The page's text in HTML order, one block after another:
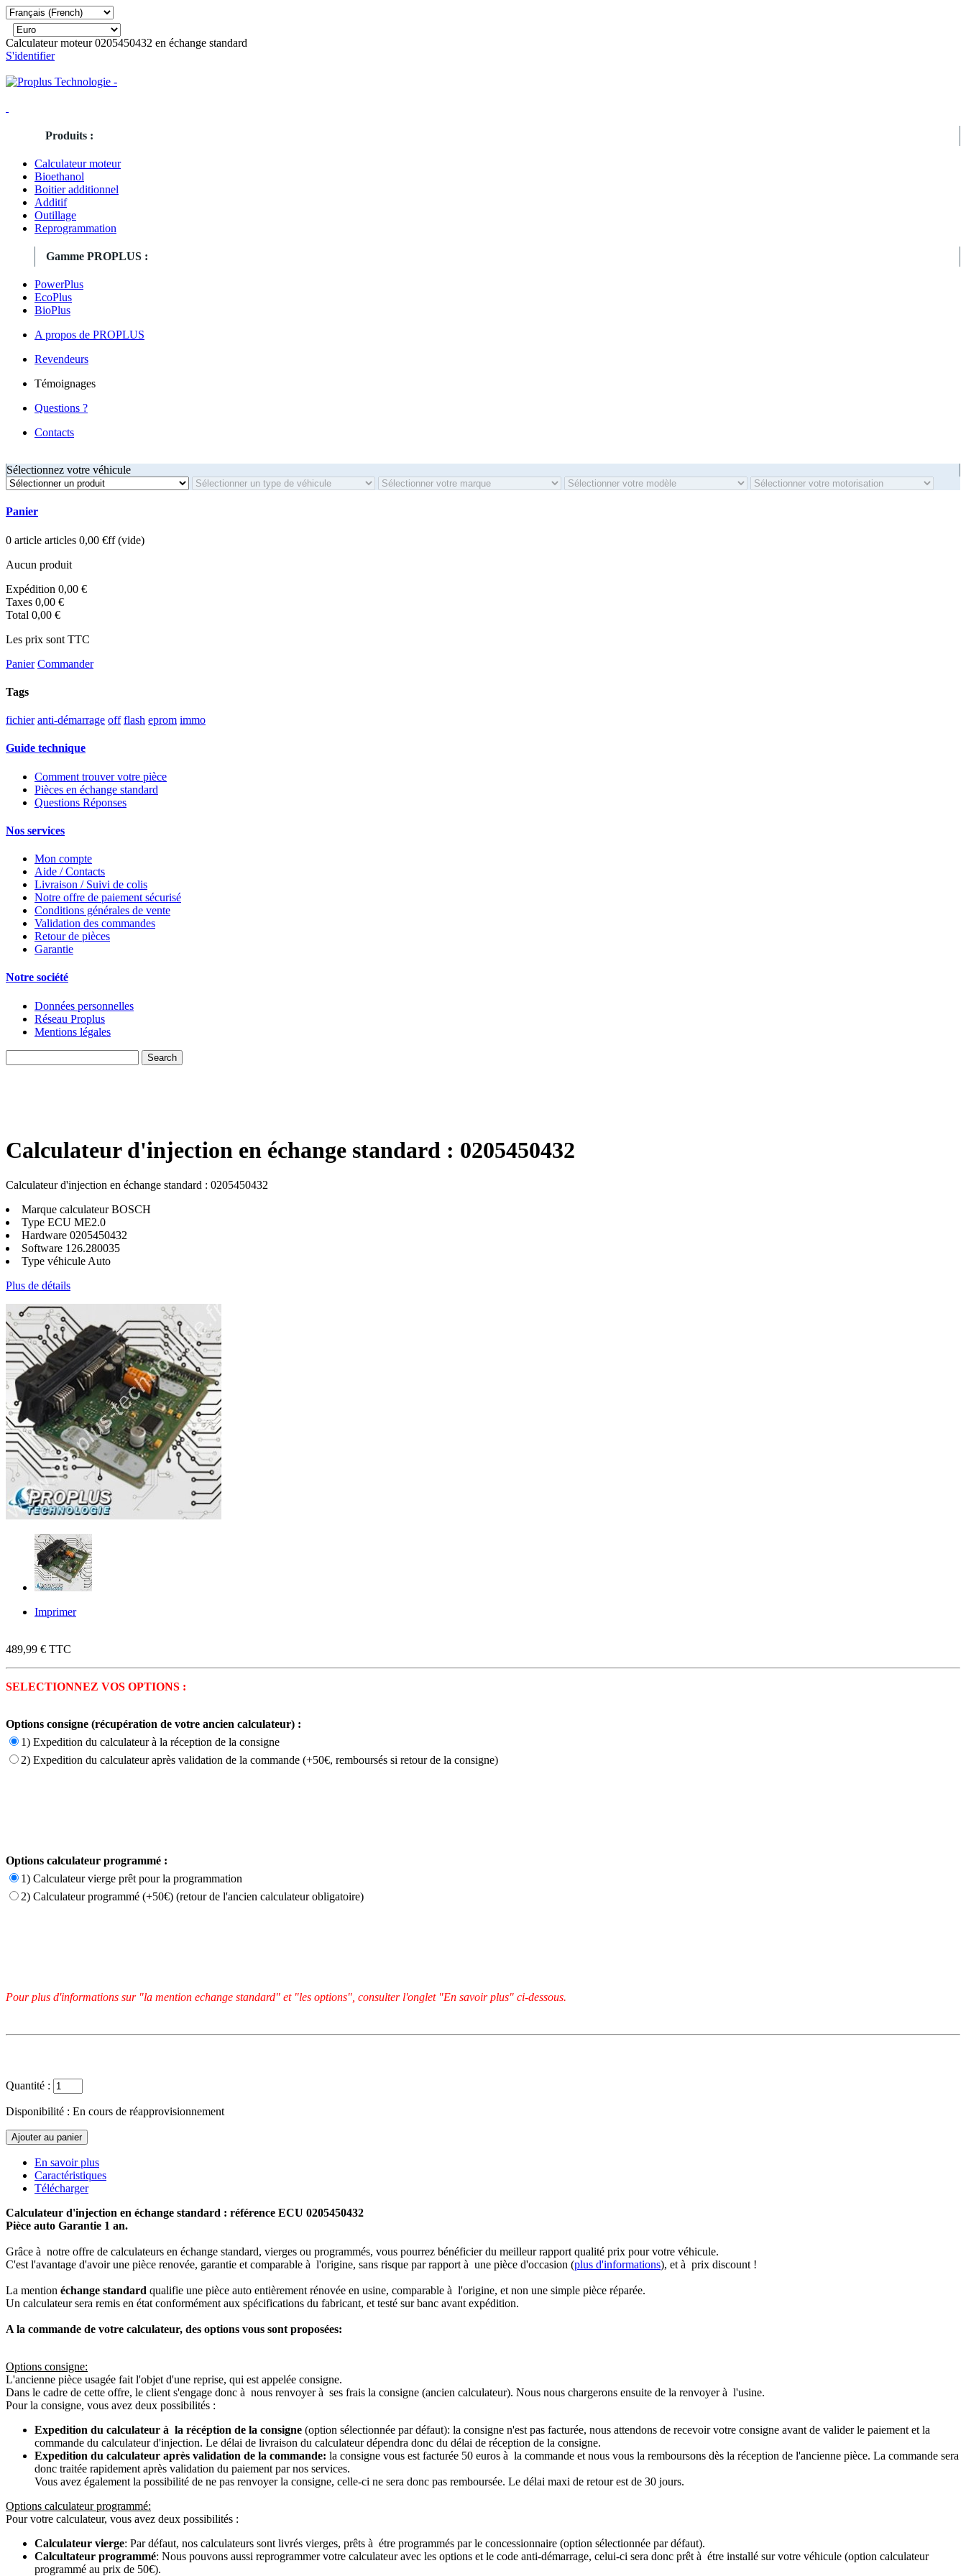
Calculateur moteur 0205450432 en échange standard
S'identifier
Produits :
Calculateur moteur
Bioethanol
Boitier additionnel
Additif
Outillage
Reprogrammation
Gamme PROPLUS :
PowerPlus
EcoPlus
BioPlus
A propos de PROPLUS
Revendeurs
Témoignages
Questions ?
Contacts
Sélectionnez votre véhicule
Panier
0 article articles 0,00 €ff (vide)
Aucun produit
Expédition 0,00 €
Taxes 0,00 €
Total 0,00 €
Les prix sont TTC
Panier Commander
Tags
fichier anti-démarrage off flash eprom immo
Guide technique
Comment trouver votre pièce
Pièces en échange standard
Questions Réponses
Nos services
Mon compte
Aide / Contacts
Livraison / Suivi de colis
Notre offre de paiement sécurisé
Conditions générales de vente
Validation des commandes
Retour de pièces
Garantie
Notre société
Données personnelles
Réseau Proplus
Mentions légales
Calculateur d'injection en échange standard : 0205450432
Calculateur d'injection en échange standard : 0205450432
Marque calculateurBOSCH
Type ECU ME2.0
Hardware 0205450432
Software 126.280035
Type véhicule Auto
Plus de détails
Imprimer
489,99 € TTC
SELECTIONNEZ VOS OPTIONS :
Options consigne (récupération de votre ancien calculateur) :
1) Expedition du calculateur à la réception de la consigne
2) Expedition du calculateur après validation de la commande (+50€, remboursés si retour de la consigne)
Options calculateur programmé :
1) Calculateur vierge prêt pour la programmation
2) Calculateur programmé (+50€) (retour de l'ancien calculateur obligatoire)
Pour plus d'informations sur "la mention echange standard" et "les options", consulter l'onglet "En savoir plus" ci-dessous.
Quantité :
Disponibilité : En cours de réapprovisionnement
En savoir plus
Caractéristiques
Télécharger
Calculateur d'injection en échange standard : référence ECU 0205450432
Pièce auto Garantie 1 an.
Grâce à notre offre de calculateurs en échange standard, vierges ou programmés, vous pourrez bénéficier du meilleur rapport qualité prix pour votre véhicule.
C'est l'avantage d'avoir une pièce renovée, garantie et comparable à l'origine, sans risque par rapport à une pièce d'occasion (plus d'informations), et à prix discount !
La mention échange standard qualifie une pièce auto entièrement rénovée en usine, comparable à l'origine, et non une simple pièce réparée.
Un calculateur sera remis en état conformément aux spécifications du fabricant, et testé sur banc avant expédition.
A la commande de votre calculateur, des options vous sont proposées:
Options consigne:
L'ancienne pièce usagée fait l'objet d'une reprise, qui est appelée consigne.
Dans le cadre de cette offre, le client s'engage donc à nous renvoyer à ses frais la consigne (ancien calculateur). Nous nous chargerons ensuite de la renvoyer à l'usine.
Pour la consigne, vous avez deux possibilités :
Expedition du calculateur à la récéption de la consigne (option sélectionnée par défaut): la consigne n'est pas facturée, nous attendons de recevoir votre consigne avant de valider le paiement et la
commande du calculateur d'injection. Le délai de livraison du calculateur dépendra donc du délai de réception de la consigne.
Expedition du calculateur après validation de la commande: la consigne vous est facturée 50 euros à la commande et nous vous la remboursons dès la réception de l'ancienne pièce. La commande sera
donc traitée rapidement après validation du paiement par nos services.
Vous avez également la possibilité de ne pas renvoyer la consigne, celle-ci ne sera donc pas remboursée. Le délai maxi de retour est de 30 jours.
Options calculateur programmé:
Pour votre calculateur, vous avez deux possibilités :
Calculateur vierge: Par défaut, nos calculateurs sont livrés vierges, prêts à étre programmés par le concessionnaire (option sélectionnée par défaut).
Calcultateur programmé: Nous pouvons aussi reprogrammer votre calculateur avec les options et le code anti-démarrage, celui-ci sera donc prêt à étre installé sur votre véhicule (option calculateur
programmé au prix de 50€).